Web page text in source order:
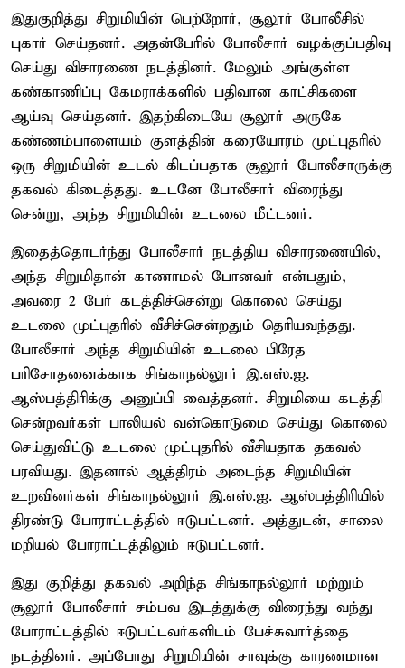
இதுகுறித்து சிறுமியின் பெற்றோர், சூலூர் போலீசில்
புகார் செய்தனர். அதன்பேரில் போலீசார் வழக்குப்பதிவு
செய்து விசாரணை நடத்தினர். மேலும் அங்குள்ள
கண்காணிப்பு கேமராக்களில் பதிவான காட்சிகளை
ஆய்வு செய்தனர். இதற்கிடையே சூலூர் அருகே
கண்ணம்பாளையம் குளத்தின் கரையோரம் முட்புதரில்
ஒரு சிறுமியின் உடல் கிடப்பதாக சூலூர் போலீசாருக்கு
தகவல் கிடைத்தது. உடனே போலீசார் விரைந்து
சென்று, அந்த சிறுமியின் உடலை மீட்டனர்.
இதைத்தொடர்ந்து போலீசார் நடத்திய விசாரணையில்,
அந்த சிறுமிதான் காணாமல் போனவர் என்பதும்,
அவரை 2 பேர் கடத்திச்சென்று கொலை செய்து
உடலை முட்புதரில் வீசிச்சென்றதும் தெரியவந்தது.
போலீசார் அந்த சிறுமியின் உடலை பிரேத
பரிசோதனைக்காக சிங்காநல்லூர் இ.எஸ்.ஐ.
ஆஸ்பத்திரிக்கு அனுப்பி வைத்தனர். சிறுமியை கடத்தி
சென்றவர்கள் பாலியல் வன்கொடுமை செய்து கொலை
செய்துவிட்டு உடலை முட்புதரில் வீசியதாக தகவல்
பரவியது. இதனால் ஆத்திரம் அடைந்த சிறுமியின்
உறவினர்கள் சிங்காநல்லூர் இ.எஸ்.ஐ. ஆஸ்பத்திரியில்
திரண்டு போராட்டத்தில் ஈடுபட்டனர். அத்துடன், சாலை
மறியல் போராட்டத்திலும் ஈடுபட்டனர்.
இது குறித்து தகவல் அறிந்த சிங்காநல்லூர் மற்றும்
சூலூர் போலீசார் சம்பவ இடத்துக்கு விரைந்து வந்து
போராட்டத்தில் ஈடுபட்டவர்களிடம் பேச்சுவார்த்தை
நடத்தினர். அப்போது சிறுமியின் சாவுக்கு காரணமான